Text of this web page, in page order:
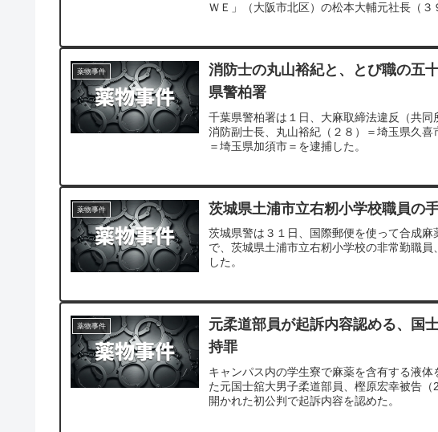
ＷＥ」（大阪市北区）の松本大輔元社長（３
薬物事件
消防士の丸山裕紀と、とび職の
県警柏署
千葉県警柏署は１日、大麻取締法違反（共
消防副士長、丸山裕紀（２８）＝埼玉県久喜
＝埼玉県加須市＝を逮捕した。
薬物事件 茨城県土浦市立右籾小学校職員
茨城県警は３１日、国際郵便を使って合成
で、茨城県土浦市立右籾小学校の非常勤職
した。
薬物事件
元柔道部員が起訴内容認める、国
持罪
キャンパス内の学生寮で麻薬を含有する液
た元国士舘大男子柔道部員、樫原宏幸被告
開かれた初公判で起訴内容を認めた。